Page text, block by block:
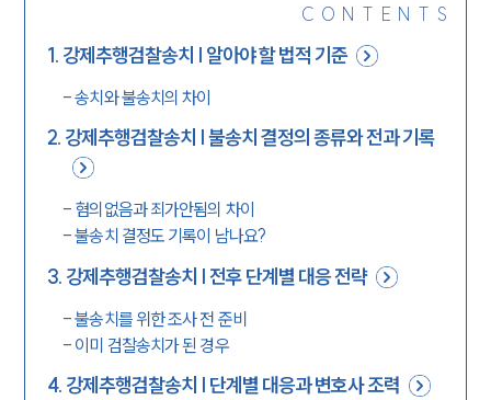
CONTENTS
1. 강제추행검찰송치 | 알아야 할 법적 기준
-송치와 불송치의 차이
2. 강제추행검찰송치 | 불송치 결정의 종류와 전과 기록
- 혐의없음과 죄가안됨의 차이
-불송치 결정도 기록이 남나요?
3. 강제추행검찰송치 | 전후 단계별 대응 전략
-불송치를 위한 조사 전 준비
- 이미 검찰송치가 된 경우
4. 강제추행검찰송치 | 단계별 대응과 변호사 조력